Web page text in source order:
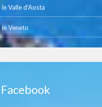
Valle d'Aosta
Veneto